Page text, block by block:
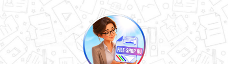
содержимому